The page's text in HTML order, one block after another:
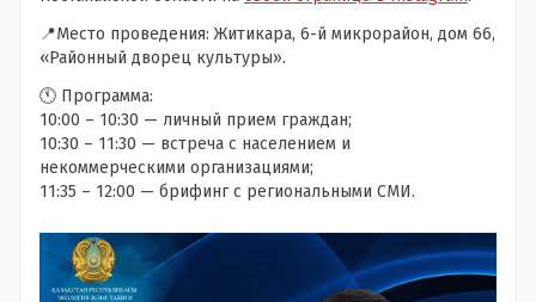
📍Место проведения: Житикара, 6-й микрорайон, дом 66,
«Районный дворец культуры».
🕚 Программа:
10:00 – 10:30 — личный прием граждан;
10:30 – 11:30 — встреча с населением и
некоммерческими организациями;
11:35 – 12:00 — брифинг с региональными СМИ.